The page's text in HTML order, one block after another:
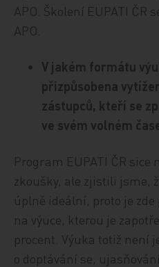
APO. Školení EUPATI ČR
APO.
V jakém formátu
přizpůsobena
zástupců, kteří se
ve svém volném
Program EUPATI ČR
zkoušky, ale zjistili jsme,
úplně ideální, proto je
na výuce, kterou je
procent. Výuka totiž není
o doptávání se,